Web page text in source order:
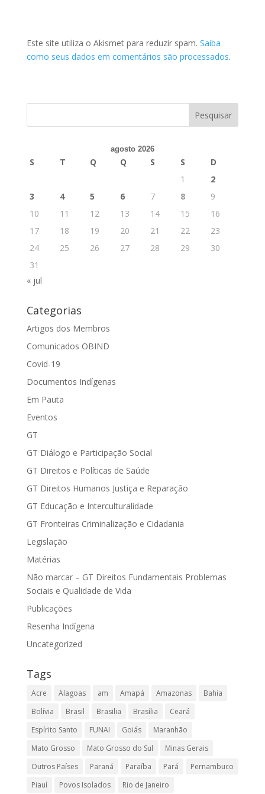
Este site utiliza o Akismet para reduzir spam. Saiba
como seus dados em comentários são processados.
agosto 2026
S T Q Q S S
D
1
2
3
4 5 6 7 8
9
10
11 12 13 14 15
16
17
18 19 20 21 22
23
24
25 26 27 28 29
30
31
« jul
Categorias
Artigos dos Membros
Comunicados OBIND
Covid-19
Documentos Indígenas
Em Pauta
Eventos
GT
GT Diálogo e Participação Social
GT Direitos e Políticas de Saúde
GT Direitos Humanos Justiça e Reparação
GT Educação e Interculturalidade
GT Fronteiras Criminalização e Cidadania
Legislação
Matérias
Não marcar – GT Direitos Fundamentais Problemas
Sociais e Qualidade de Vida
Publicações
Resenha Indígena
Uncategorized
Tags
Acre Alagoas am Amapá Amazonas
Bahia
Bolívia
Brasil Brasilia Brasília
Ceará
Espírito Santo
FUNAI Goiás
Maranhão
Mato Grosso
Mato Grosso do Sul
Minas Gerais
Outros Países
Paraná Paraíba Pará
Pernambuco
Piauí
Povos Isolados
Rio de Janeiro